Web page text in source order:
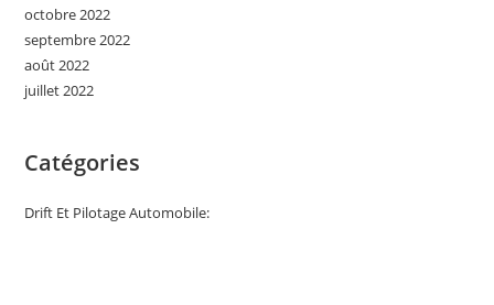
octobre 2022
septembre 2022
août 2022
juillet 2022
Catégories
Drift Et Pilotage Automobile: